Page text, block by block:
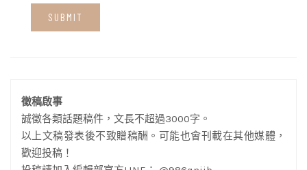
徵稿啟事
誠徵各類話題稿件，文長不超過3000字。
以上文稿發表後不致贈稿酬。可能也會刊載在其他媒體，
歡迎投稿！